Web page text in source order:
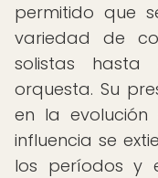
permitido que
variedad de
solistas
orquesta. Su
en la
influencia se
los períodos y